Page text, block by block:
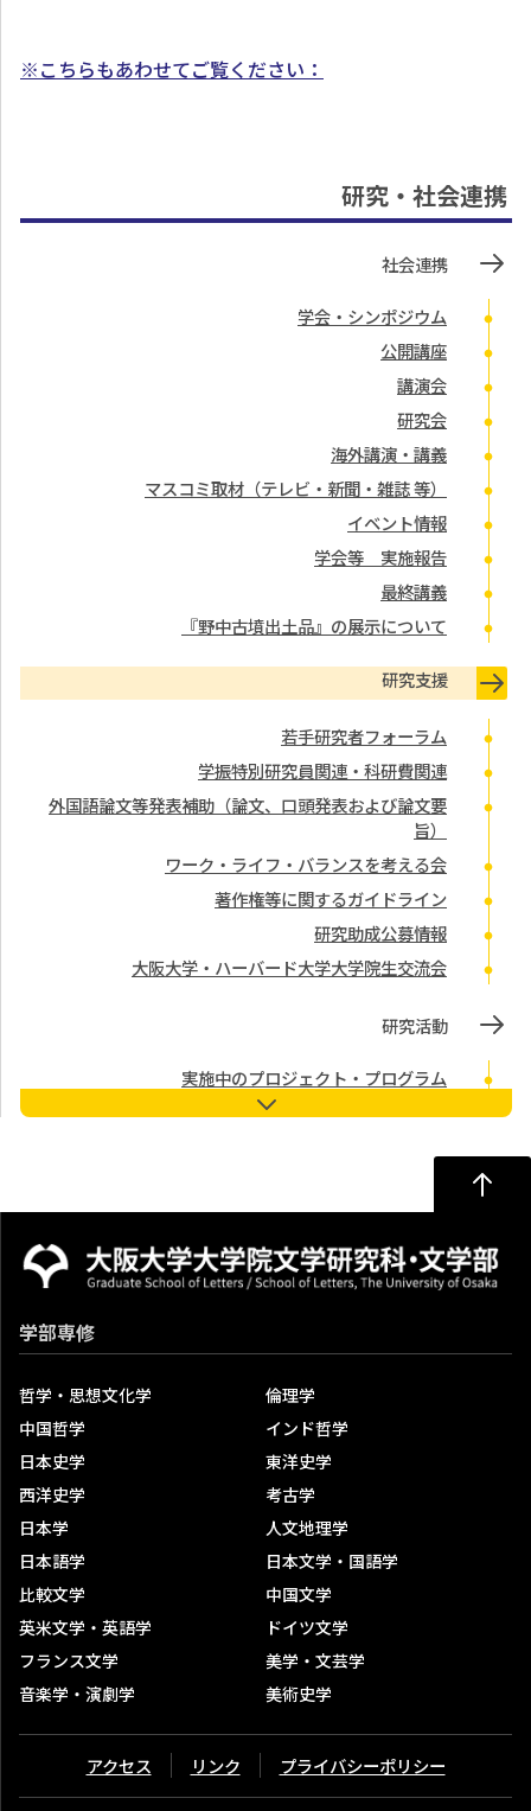
※こちらもあわせてご覧ください：
研究・社会連携
社会連携
学会・シンポジウム
公開講座
講演会
研究会
海外講演・講義
マスコミ取材（テレビ・新聞・雑誌 等）
イベント情報
学会等 実施報告
最終講義
『野中古墳出土品』の展示について
研究支援
若手研究者フォーラム
学振特別研究員関連・科研費関連
外国語論文等発表補助（論文、口頭発表および論文要
旨）
ワーク・ライフ・バランスを考える会
著作権等に関するガイドライン
研究助成公募情報
大阪大学・ハーバード大学大学院生交流会
研究活動
実施中のプロジェクト・プログラム
大阪大学及び文学研究科における研究データの保存等に
研究倫理審査 申請フォーム
研究成果
定期刊行物
紀要・論叢（最新号の内容含む）
受賞・表彰関係
プレスリリース
実施済のプロジェクト
文学研究科共同研究（実施済のもの）
研究等事務手続（研究科内限定）
取材等申込み（人文学研究科・文学部）
学部専修
哲学・思想文化学
倫理学
中国哲学
インド哲学
日本史学
東洋史学
西洋史学
考古学
日本学
人文地理学
日本語学
日本文学・国語学
比較文学
中国文学
英米文学・英語学
ドイツ文学
フランス文学
美学・文芸学
音楽学・演劇学
美術史学
アクセス リンク プライバシーポリシー